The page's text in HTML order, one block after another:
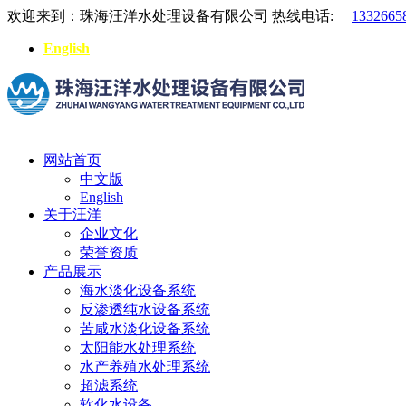
欢迎来到：珠海汪洋水处理设备有限公司 热线电话:
English
网站首页
中文版
English
关于汪洋
企业文化
荣誉资质
产品展示
海水淡化设备系统
反渗透纯水设备系统
苦咸水淡化设备系统
太阳能水处理系统
水产养殖水处理系统
超滤系统